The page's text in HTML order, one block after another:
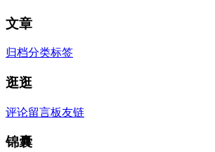
文章
归档分类标签
逛逛
评论留言板友链
锦囊